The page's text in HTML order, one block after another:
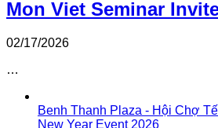
Mon Viet Seminar
02/17/2026
…
Benh Thanh Plaza - Hội Chợ
New Year Event 2026